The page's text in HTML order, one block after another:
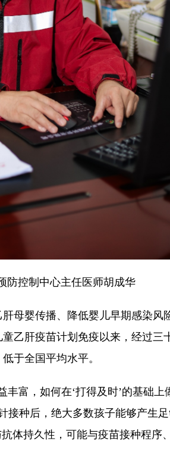
防控制中心主任医师胡成华
母婴传播、降低婴儿早期感染风
乙肝疫苗计划免疫以来，经过三
于全国平均水平。
富，如何在‘打得及时’的基础上
接种后，绝大多数孩子能够产生
体持久性，可能与疫苗接种程序